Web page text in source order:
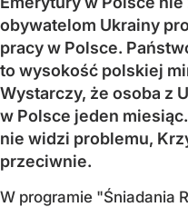
obywatelom Ukrainy
pracy w Polsce.
to wysokość polskiej
Wystarczy, że osoba z
w Polsce jeden
nie widzi problemu,
przeciwnie.
W programie "Śniadania